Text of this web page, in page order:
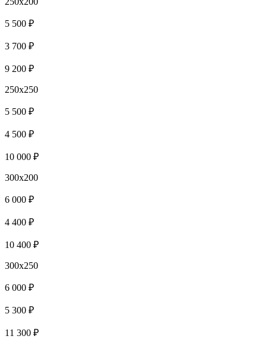
5 500 ₽
3 700 ₽
9 200 ₽
250x250
5 500 ₽
4 500 ₽
10 000 ₽
300x200
6 000 ₽
4 400 ₽
10 400 ₽
300x250
6 000 ₽
5 300 ₽
11 300 ₽